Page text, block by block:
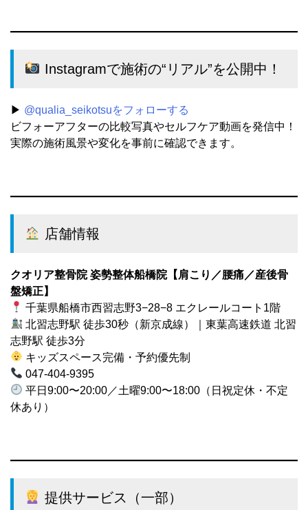
Instagramで施術の“リアル”を公開中！
▶︎ @qualia_seikotsuをフォローする
ビフォーアフターの比較写真やセルフケア動画を発信中！
実際の施術風景や変化を事前に確認できます。
店舗情報
クオリア整骨院 姿勢整体船橋院【肩こり／腰痛／産後骨
盤矯正】
千葉県船橋市西習志野3−28−8 エクレールコート1階
北習志野駅 徒歩30秒（新京成線）｜東葉高速鉄道 北習
志野駅 徒歩3分
キッズスペース完備・予約優先制
047-404-9395
平日9:00〜20:00／土曜9:00〜18:00（日祝定休・不定
休あり）
提供サービス（一部）